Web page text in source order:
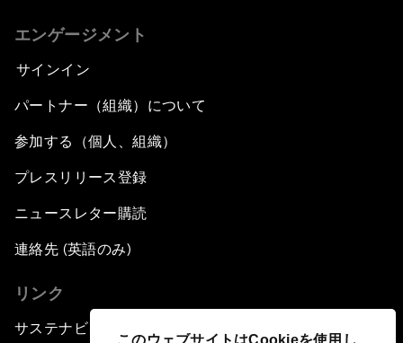
このウェブサイトはCookieを使用し
エンゲージメント
サインイン
パートナー（組織）について
参加する（個人、組織）
プレスリリース登録
ニュースレター購読
連絡先 (英語のみ)
リンク
サステナビリティへの取り組み